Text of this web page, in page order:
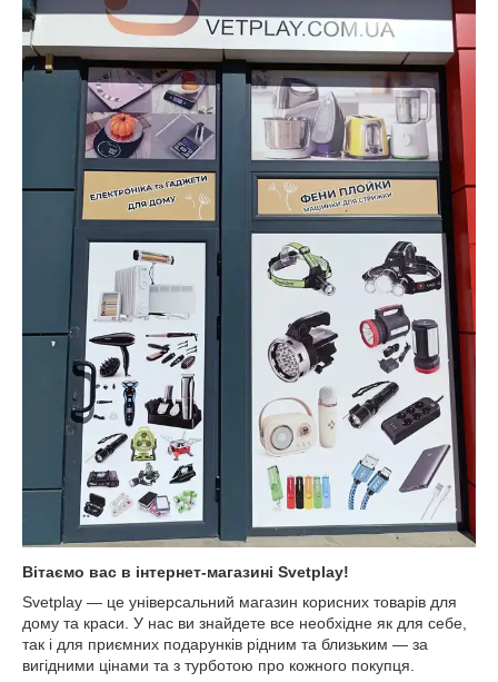
Вітаємо вас в інтернет-магазині Svetplay!
Svetplay — це універсальний магазин корисних товарів для
дому та краси. У нас ви знайдете все необхідне як для себе,
так і для приємних подарунків рідним та близьким — за
вигідними цінами та з турботою про кожного покупця.